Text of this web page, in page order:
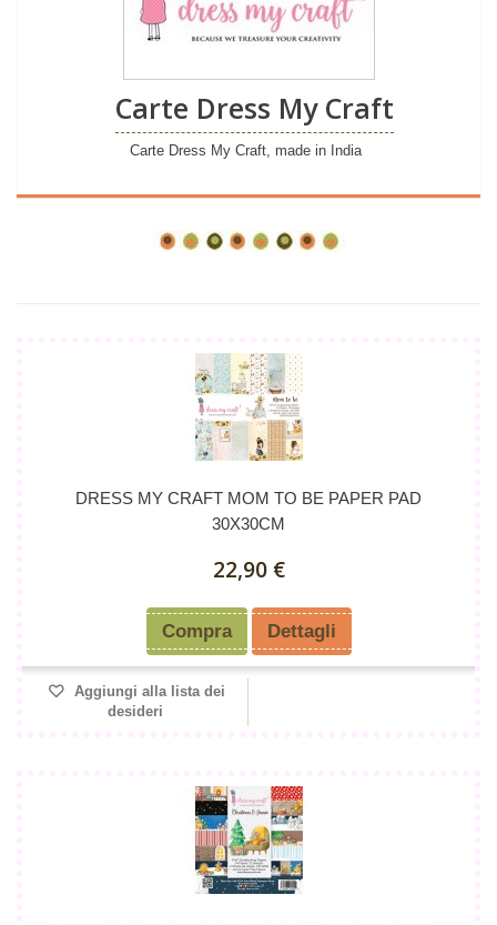
Carte Dress My Craft
Carte Dress My Craft, made in India
DRESS MY CRAFT MOM TO BE PAPER PAD
30X30CM
22,90 €
Compra Dettagli
Aggiungi alla lista dei
desideri